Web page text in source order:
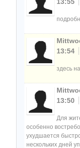
13:54
здесь
13:50
Для
особенно
ухудшается
нескольких дней